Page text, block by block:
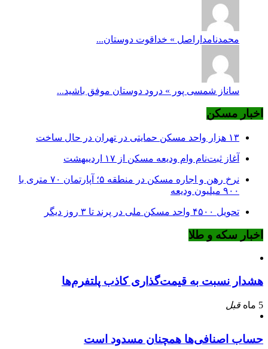
محمدنامداراصل » خداقوت دوستان...
ساناز شمسی پور » درود دوستان موفق باشید...
اخبار مسکن
۱۳ هزار واحد مسکن حمایتی در تهران در حال ساخت
آغاز ثبت‌نام وام ودیعه مسکن از ۱۷ اردیبهشت
نرخ‌ رهن و اجاره مسکن در منطقه ۵؛ آپارتمان ۷۰ متری با
۹۰۰ میلیون ودیعه
تحویل ۴۵۰۰ واحد مسکن ملی در پرند تا ۳ روز دیگر
اخبار سکه و طلا
هشدار نسبت به قیمت‌گذاری کاذب پلتفرم‌ها
5 ماه قبل
حساب اصنافی‌ها همچنان مسدود است